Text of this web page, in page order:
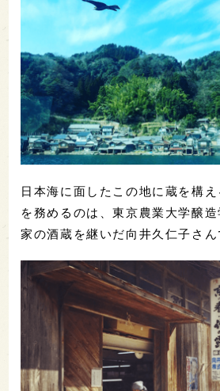
日本海に面したこの地に蔵を構
を務めるのは、東京農業大学醸
家の酒蔵を継いだ向井久仁子さん